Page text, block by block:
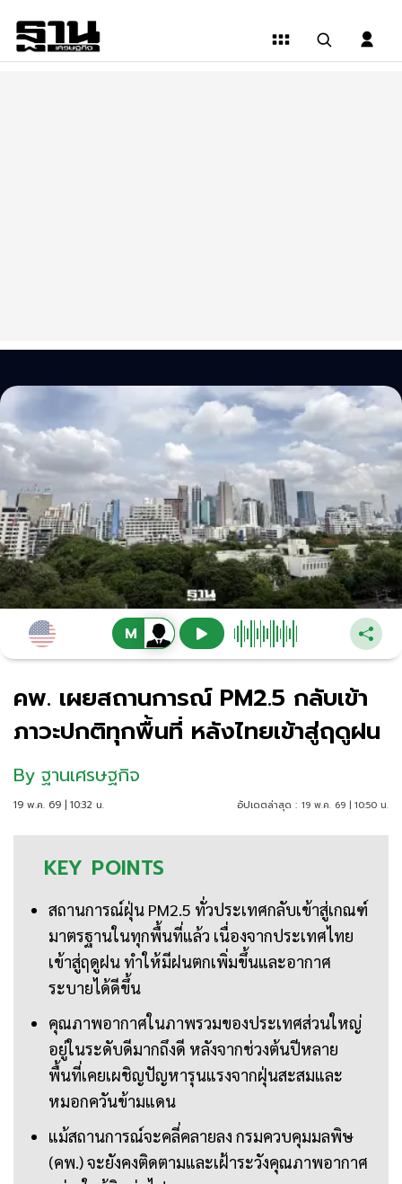
คพ. เผยสถานการณ์ PM2.5 กลับเข้า
ภาวะปกติทุกพื้นที่ หลังไทยเข้าสู่ฤดูฝน
By ฐานเศรษฐกิจ
19 พ.ค. 69 | 10:32 น. อัปเดตล่าสุด : 19 พ.ค. 69 | 10:50 น.
KEY POINTS
สถานการณ์ฝุ่น PM2.5 ทั่วประเทศกลับเข้าสู่เกณฑ์
มาตรฐานในทุกพื้นที่แล้ว เนื่องจากประเทศไทย
เข้าสู่ฤดูฝน ทำให้มีฝนตกเพิ่มขึ้นและอากาศ
ระบายได้ดีขึ้น
คุณภาพอากาศในภาพรวมของประเทศส่วนใหญ่
อยู่ในระดับดีมากถึงดี หลังจากช่วงต้นปีหลาย
พื้นที่เคยเผชิญปัญหารุนแรงจากฝุ่นสะสมและ
หมอกควันข้ามแดน
แม้สถานการณ์จะคลี่คลายลง กรมควบคุมมลพิษ
(คพ.) จะยังคงติดตามและเฝ้าระวังคุณภาพอากาศ